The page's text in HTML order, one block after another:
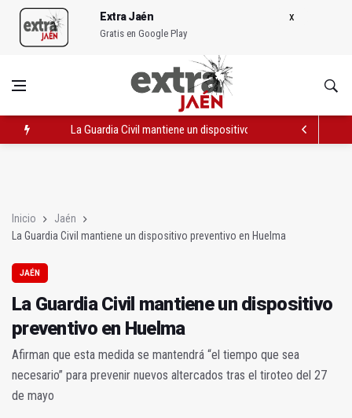
Extra Jaén
Gratis en Google Play
La Guardia Civil mantiene un dispositivo preventivo en Huelma
Inicio
Jaén
La Guardia Civil mantiene un dispositivo preventivo en Huelma
JAÉN
La Guardia Civil mantiene un dispositivo
preventivo en Huelma
Afirman que esta medida se mantendrá “el tiempo que sea
necesario” para prevenir nuevos altercados tras el tiroteo del 27
de mayo